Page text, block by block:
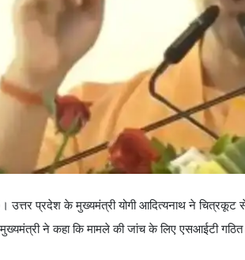
प्रदेश के मुख्यमंत्री योगी आदित्यनाथ ने चित्रकूट से
ने कहा कि मामले की जांच के लिए एसआईटी